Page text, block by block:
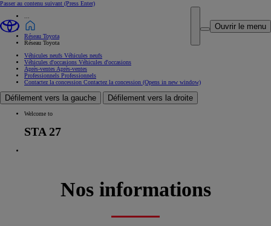
Passer au contenu suivant (Press Enter)
Ouvrir le menu
Réseau Toyota
Réseau Toyota
Véhicules neufs Véhicules neufs
Véhicules d'occasions Véhicules d'occasions
Après-ventes Après-ventes
Professionnels Professionnels
Contactez la concession Contactez la concession (Opens in new window)
Défilement vers la gauche Défilement vers la droite
Welcome to
STA 27
Nos informations